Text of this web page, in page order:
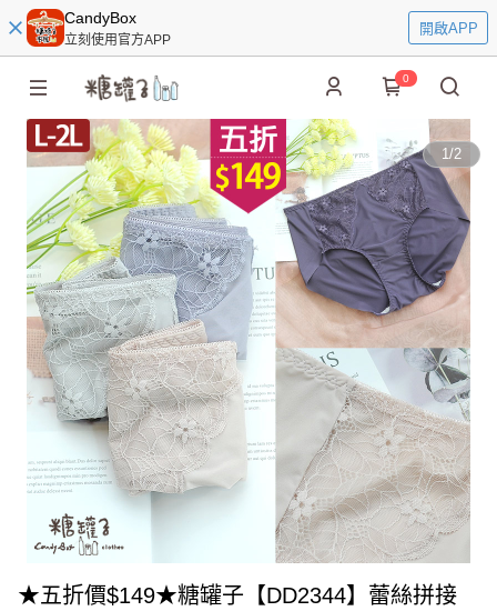
CandyBox
立刻使用官方APP
開啟APP
0
1/2
★五折價$149★糖罐子【DD2344】蕾絲拼接